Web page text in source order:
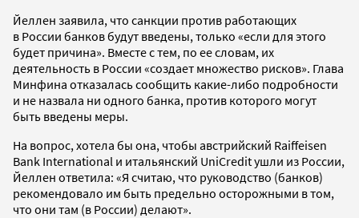
Йеллен заявила, что санкции против работающих
в России банков будут введены, только «если для этого
будет причина». Вместе с тем, по ее словам, их
деятельность в России «создает множество рисков». Глава
Минфина отказалась сообщить какие-либо подробности
и не назвала ни одного банка, против которого могут
быть введены меры.
На вопрос, хотела бы она, чтобы австрийский Raiffeisen
Bank International и итальянский UniCredit ушли из России,
Йеллен ответила: «Я считаю, что руководство (банков)
рекомендовало им быть предельно осторожными в том,
что они там (в России) делают».